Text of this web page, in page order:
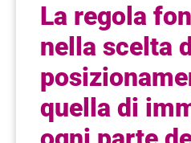
La regola
nella scelta
quella di